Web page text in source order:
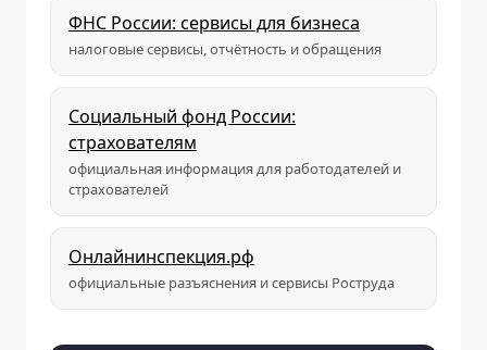
ФНС России: сервисы для бизнеса
налоговые сервисы, отчётность и обращения
Социальный фонд России:
страхователям
официальная информация для работодателей и
страхователей
Онлайнинспекция.рф
официальные разъяснения и сервисы Роструда